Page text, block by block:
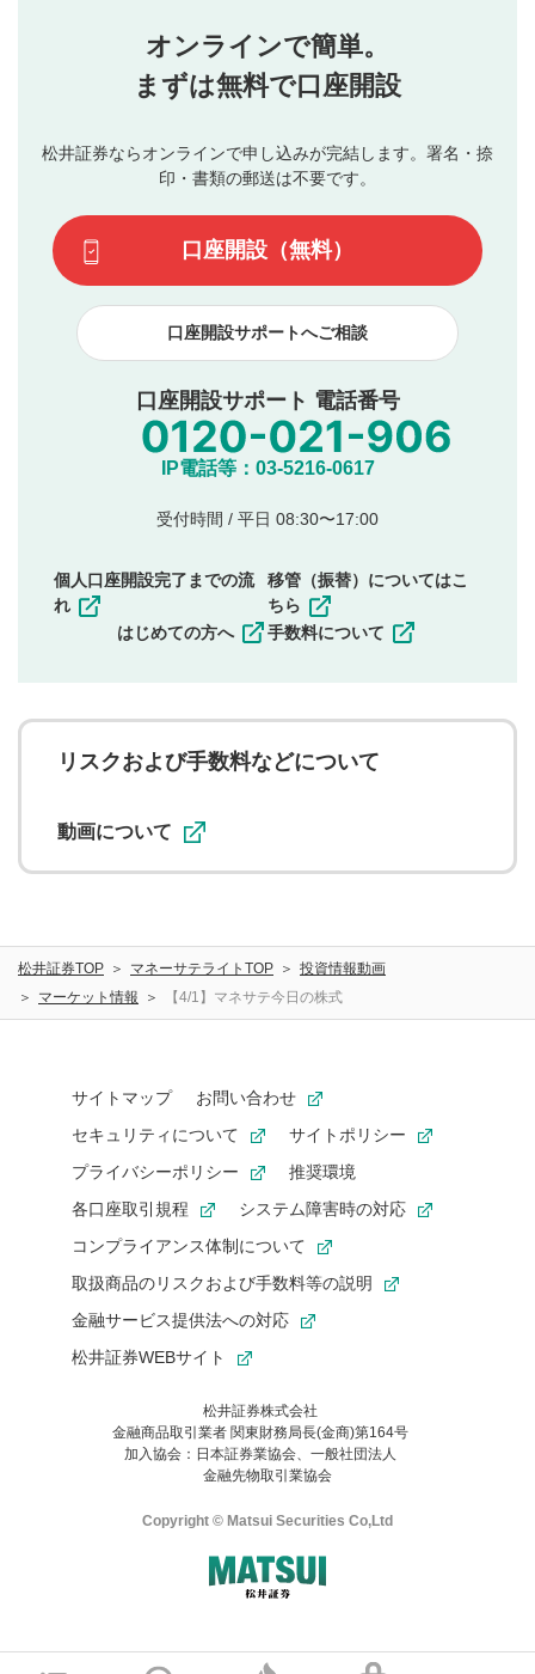
投稿するボタン
星で評価をすると投稿できます。（お名前とコメント
動画の評価
です）
行ってください。
当社は、利用者同士、もしくは利用者と第三者間のトラ
ブルによって生じた損害に対して一切の責任を負いませ
評価およびコメントは当社にて審査のうえ、掲載となり
ます。掲載されるまでに日数がかかる場合や掲載されない
てはお答えできません。各動画コンテンツへの掲載をもっ
て結果のご連絡といたします。ご了承ください。
下記の項目に該当すると判断された投稿内容は、掲載を
見合わせる場合がございます。
本動画コンテンツとは無関係の内容の投稿
他者への誹謗中傷や差別的表現投稿
公序良俗に反する内容の投稿
氏名、住所、電話番号など個人を特定できる情報の
他のサイトへの誘導や営利目的、広告・宣伝を目
他者の権利（商標、著作権、その他の知的財産
同一内容の多重投稿
その他当社が不適切と判断した投稿
一度投稿した評価およびコメントの変更・削除はできま
ことを承諾したものとします。また、利用者は、コメント
に関する著作者人格権を行使しないことに同意します。利
用者が投稿したコメントは、当社サービスの広告・宣伝、
ることがあります。
オンラインで簡単。
まずは無料で口座開設
松井証券ならオンラインで申し込みが完結します。署名・捺
印・書類の郵送は不要です。
口座開設（無料）
口座開設サポートへご相談
口座開設サポート 電話番号
IP電話等：03-5216-0617
受付時間 / 平日 08:30〜17:00
個人口座開設完了までの流
れ
はじめての方へ
移管（振替）についてはこ
ちら
手数料について
リスクおよび手数料などについて
動画について
松井証券TOP マネーサテライトTOP
投資情報動画
マーケット情報
【4/1】マネサテ今日の株式
サイトマップ
お問い合わせ
セキュリティについて
サイトポリシー
プライバシーポリシー
推奨環境
各口座取引規程
システム障害時の対応
コンプライアンス体制について
取扱商品のリスクおよび手数料等の説明
金融サービス提供法への対応
松井証券WEBサイト
松井証券株式会社
金融商品取引業者 関東財務局長(金商)第164号
加入協会：日本証券業協会、一般社団法人
金融先物取引業協会
Copyright © Matsui Securities Co,Ltd
マネーサテライトのWEBサイトへようこそ
ご利用の環境(Internet Explorer)は、本サイトの推奨環境外のた
お気に入り機能は松井証券の会員限定の機能です。
お気に入り登録いただくと、後からいつでもお気に入りのコンテ
ンツを一覧でご確認いただけます。
ご利用いただくには口座開設が必要です。
はご利用の端末で一度ログインしてください。